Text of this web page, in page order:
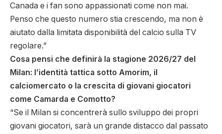
Canada e i fan sono appassionati come non mai.
Penso che questo numero stia crescendo, ma non è
aiutato dalla limitata disponibilità del calcio sulla TV
regolare.”
Cosa pensi che definirà la stagione 2026/27 del
Milan: l’identità tattica sotto Amorim, il
calciomercato o la crescita di giovani giocatori
come Camarda e Comotto?
“Se il Milan si concentrerà sullo sviluppo dei propri
giovani giocatori, sarà un grande distacco dal passato